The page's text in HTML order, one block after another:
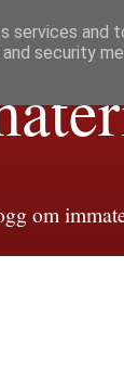
om
and
security